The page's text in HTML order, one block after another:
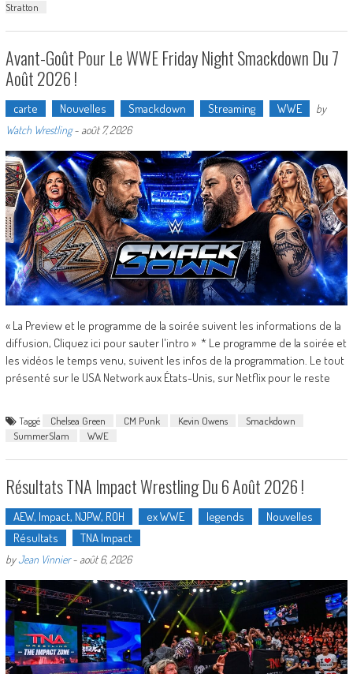
Stratton
Avant-Goût Pour Le WWE Friday Night Smackdown Du 7
Août 2026 !
carte Nouvelles Smackdown Streaming WWE
by
Watch Wrestling- août 7, 2026
« La Preview et le programme de la soirée suivent les informations de la
diffusion, Cliquez ici pour sauter l'intro » * Le programme de la soirée et
les vidéos le temps venu, suivent les infos de la programmation. Le tout
présenté sur le USA Network aux États-Unis, sur Netflix pour le reste
Taggé Chelsea Green CM Punk Kevin Owens
Smackdown
SummerSlam
WWE
Résultats TNA Impact Wrestling Du 6 Août 2026 !
AEW, Impact, NJPW, ROH ex WWE legends
Nouvelles
Résultats
TNA Impact
byJean Vinnier- août 6, 2026